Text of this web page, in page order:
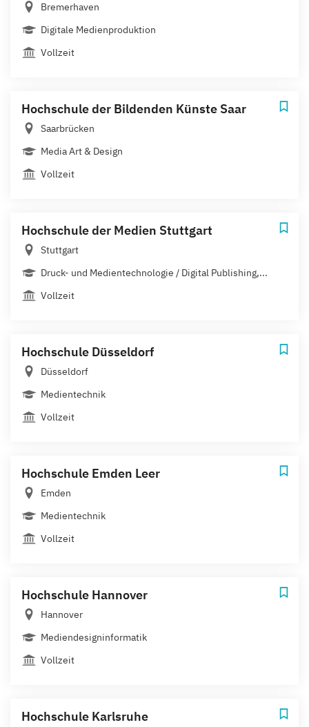
Bremerhaven
Digitale Medienproduktion
Vollzeit
Hochschule der Bildenden Künste Saar
Saarbrücken
Media Art & Design
Vollzeit
Hochschule der Medien Stuttgart
Stuttgart
Druck- und Medientechnologie / Digital Publishing,...
Vollzeit
Hochschule Düsseldorf
Düsseldorf
Medientechnik
Vollzeit
Hochschule Emden Leer
Emden
Medientechnik
Vollzeit
Hochschule Hannover
Hannover
Mediendesigninformatik
Vollzeit
Hochschule Karlsruhe